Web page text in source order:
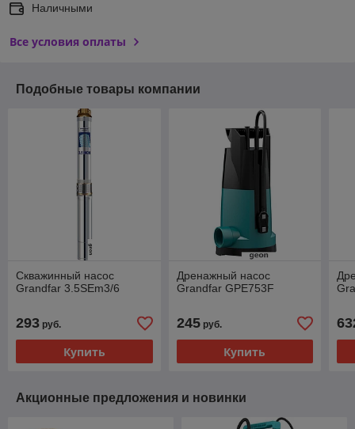
Наличными
Все условия оплаты
Подобные товары компании
Скважинный насос
Grandfar 3.5SEm3/6
293 руб.
Купить
Дренажный насос
Grandfar GPE753F
245руб.
Купить
Акционные предложения и новинки